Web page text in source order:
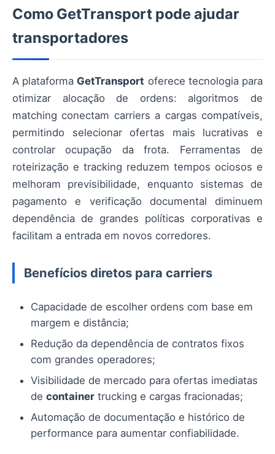
Como GetTransport pode ajudar
transportadores
A plataforma GetTransport oferece tecnologia para
otimizar alocação de ordens: algoritmos de
matching conectam carriers a cargas compatíveis,
permitindo selecionar ofertas mais lucrativas e
controlar ocupação da frota. Ferramentas de
roteirização e tracking reduzem tempos ociosos e
melhoram previsibilidade, enquanto sistemas de
pagamento e verificação documental diminuem
dependência de grandes políticas corporativas e
facilitam a entrada em novos corredores.
Benefícios diretos para carriers
Capacidade de escolher ordens com base em
margem e distância;
Redução da dependência de contratos fixos
com grandes operadores;
Visibilidade de mercado para ofertas imediatas
de container trucking e cargas fracionadas;
Automação de documentação e histórico de
performance para aumentar confiabilidade.